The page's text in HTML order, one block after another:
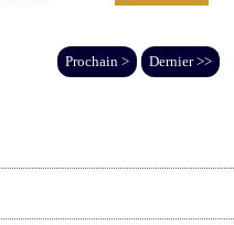
Prochain > Dernier >>